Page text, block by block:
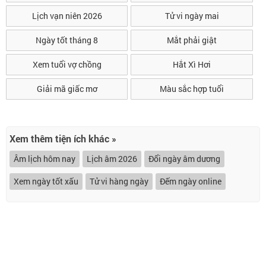
Lịch vạn niên 2026 Tử vi ngày mai
Ngày tốt tháng 8 Mắt phải giật
Xem tuổi vợ chồng Hắt Xì Hơi
Giải mã giấc mơ Màu sắc hợp tuổi
Xem thêm tiện ích khác »
Âm lịch hôm nay Lịch âm 2026
Đổi ngày âm dương
Xem ngày tốt xấu
Tử vi hàng ngày Đếm ngày online